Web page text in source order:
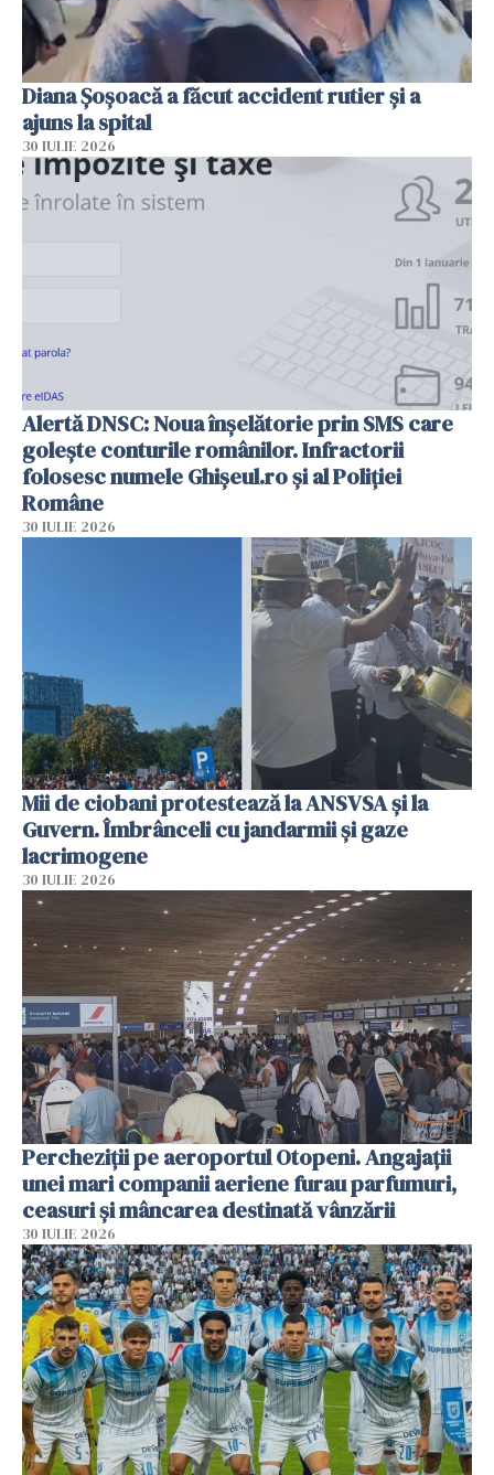
Diana Șoșoacă a făcut accident rutier și a
ajuns la spital
30 IULIE 2026
Alertă DNSC: Noua înșelătorie prin SMS care
golește conturile românilor. Infractorii
folosesc numele Ghișeul.ro și al Poliției
Române
30 IULIE 2026
Mii de ciobani protestează la ANSVSA și la
Guvern. Îmbrânceli cu jandarmii și gaze
lacrimogene
30 IULIE 2026
Percheziții pe aeroportul Otopeni. Angajații
unei mari companii aeriene furau parfumuri,
ceasuri și mâncarea destinată vânzării
30 IULIE 2026